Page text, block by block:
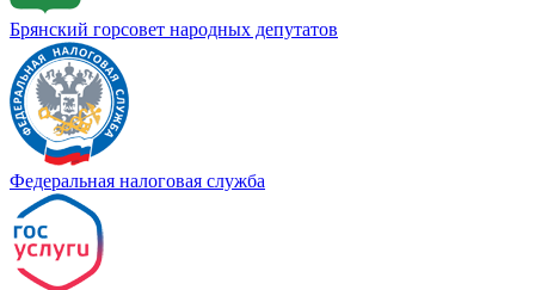
Брянский горсовет народных депутатов
Федеральная налоговая служба